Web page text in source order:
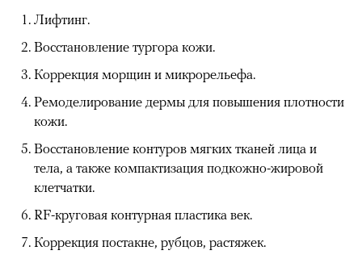
Лифтинг.
Восстановление тургора кожи.
Коррекция морщин и микрорельефа.
Ремоделирование дермы для повышения плотности
кожи.
Восстановление контуров мягких тканей лица и
тела, а также компактизация подкожно-жировой
клетчатки.
RF-круговая контурная пластика век.
Коррекция постакне, рубцов, растяжек.